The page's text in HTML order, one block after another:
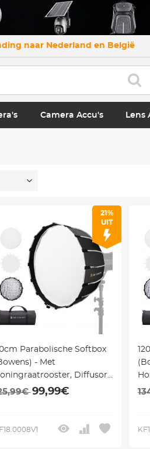
naar Nederland en België
Camera Accu's Lens
21%
UIT
Parabolische Softbox
- Met
Diffusor
Draagtas - Voor Speedlite
99,99€
&